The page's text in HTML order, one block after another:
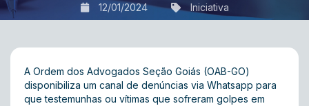
12/01/2024 Iniciativa
A Ordem dos Advogados Seção Goiás (OAB-GO)
disponibiliza um canal de denúncias via Whatsapp para
que testemunhas ou vítimas que sofreram golpes em